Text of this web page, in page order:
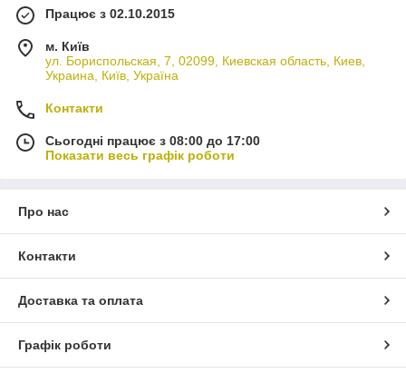
Працює з 02.10.2015
м. Київ
ул. Бориспольская, 7, 02099, Киевская область, Киев,
Украина, Київ, Україна
Контакти
Сьогодні працює з 08:00 до 17:00
Показати весь графік роботи
Про нас
Контакти
Доставка та оплата
Графік роботи